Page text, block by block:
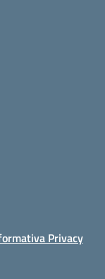
Privacy